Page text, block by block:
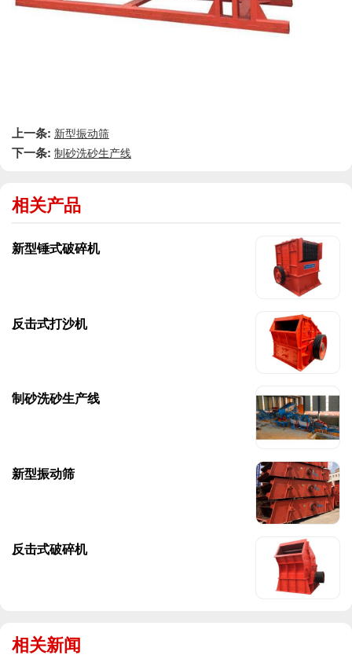
上一条: 新型振动筛
下一条: 制砂洗砂生产线
相关产品
新型锤式破碎机
反击式打沙机
制砂洗砂生产线
新型振动筛
反击式破碎机
相关新闻